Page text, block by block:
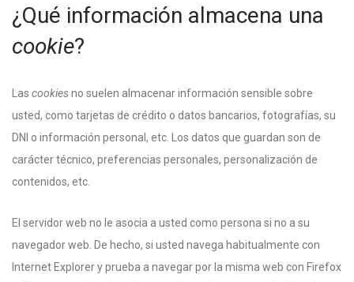
¿Qué información almacena una
cookie?
Las cookiesno suelen almacenar información sensible sobre
usted, como tarjetas de crédito o datos bancarios, fotografías, su
DNI o información personal, etc. Los datos que guardan son de
carácter técnico, preferencias personales, personalización de
contenidos, etc.
El servidor web no le asocia a usted como persona si no a su
navegador web. De hecho, si usted navega habitualmente con
Internet Explorer y prueba a navegar por la misma web con Firefox